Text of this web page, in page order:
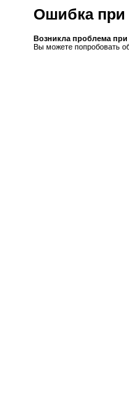
Ошибка при
Возникла проблема
Вы можете попробовать